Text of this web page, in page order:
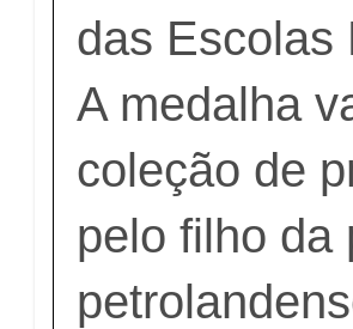
das Escolas
A medalha
coleção de
pelo filho da